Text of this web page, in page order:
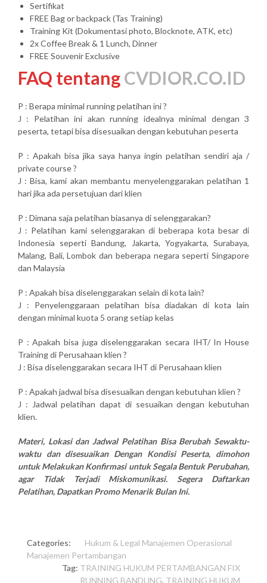
Sertifikat
FREE Bag or backpack (Tas Training)
Training Kit (Dokumentasi photo, Blocknote, ATK, etc)
2x Coffee Break & 1 Lunch, Dinner
FREE Souvenir Exclusive
FAQ tentangCVDIOR.CO.ID
P : Berapa minimal running pelatihan ini ?
J : Pelatihan ini akan running idealnya minimal dengan 3
peserta, tetapi bisa disesuaikan dengan kebutuhan peserta
P : Apakah bisa jika saya hanya ingin pelatihan sendiri aja /
private course ?
J : Bisa, kami akan membantu menyelenggarakan pelatihan 1
hari jika ada persetujuan dari klien
P : Dimana saja pelatihan biasanya di selenggarakan?
J : Pelatihan kami selenggarakan di beberapa kota besar di
Indonesia seperti Bandung, Jakarta, Yogyakarta, Surabaya,
Malang, Bali, Lombok dan beberapa negara seperti Singapore
dan Malaysia
P : Apakah bisa diselenggarakan selain di kota lain?
J : Penyelenggaraan pelatihan bisa diadakan di kota lain
dengan minimal kuota 5 orang setiap kelas
P : Apakah bisa juga diselenggarakan secara IHT/ In House
Training di Perusahaan klien ?
J : Bisa diselenggarakan secara IHT di Perusahaan klien
P : Apakah jadwal bisa disesuaikan dengan kebutuhan klien ?
J : Jadwal pelatihan dapat di sesuaikan dengan kebutuhan
klien.
Materi, Lokasi dan Jadwal Pelatihan Bisa Berubah Sewaktu-
waktu dan disesuaikan Dengan Kondisi Peserta, dimohon
untuk Melakukan Konfirmasi untuk Segala Bentuk Perubahan,
agar Tidak Terjadi Miskomunikasi. Segera Daftarkan
Pelatihan, Dapatkan Promo Menarik Bulan Ini.
Categories: Hukum & Legal Manajemen Operasional
Manajemen Pertambangan
Tag: TRAINING HUKUM PERTAMBANGAN FIX
RUNNING BANDUNG, TRAINING HUKUM